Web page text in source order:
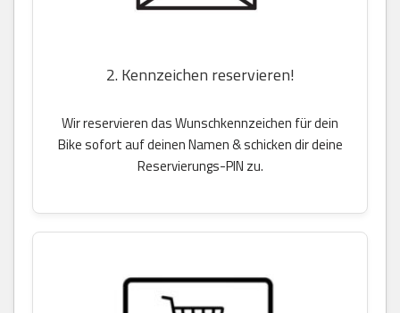
2. Kennzeichen reservieren!
Wir reservieren das Wunschkennzeichen für dein
Bike sofort auf deinen Namen & schicken dir deine
Reservierungs-PIN zu.